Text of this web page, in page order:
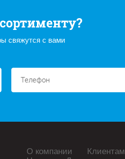
свяжутся с вами
О компании Клиентам